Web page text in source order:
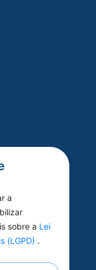
a
sobre a Lei
(LGPD) .